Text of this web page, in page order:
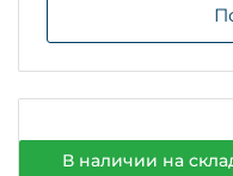
В наличии на